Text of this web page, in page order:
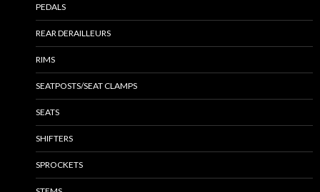
PEDALS
REAR DERAILLEURS
RIMS
SEATPOSTS/SEAT CLAMPS
SEATS
SHIFTERS
SPROCKETS